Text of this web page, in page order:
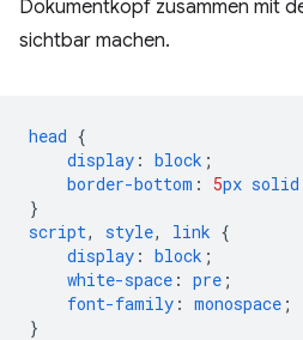
Dokumentkopf zusammen mit
sichtbar machen.
head {
display : block ;
border-bottom : 5px solid
}
script, style, link {
display : block ;
white-space : pre ;
font-family : monospace ;
}